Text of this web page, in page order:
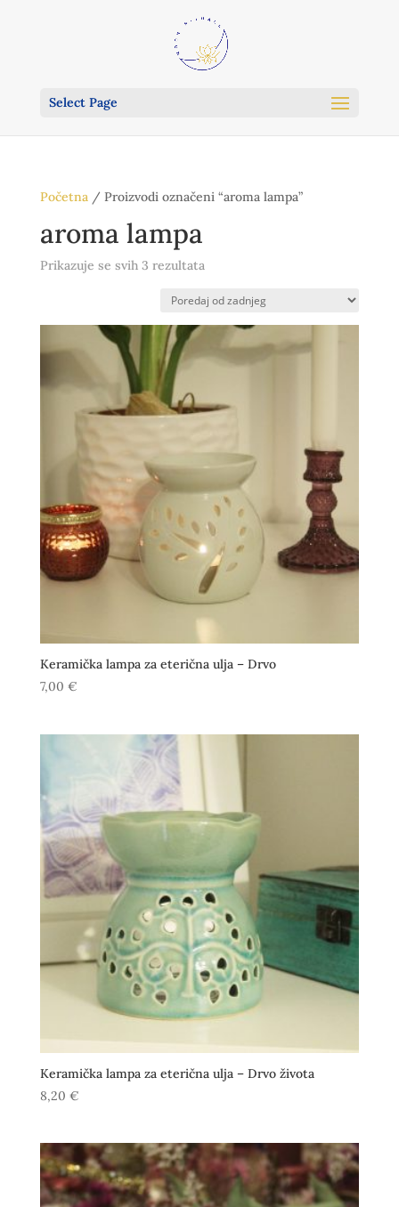
Select Page
Početna/ Proizvodi označeni “aroma lampa”
aroma lampa
Prikazuje se svih 3 rezultataPoredano
najnovijem
Keramička lampa za eterična ulja – Drvo
7,00 €
Keramička lampa za eterična ulja – Drvo života
8,20 €